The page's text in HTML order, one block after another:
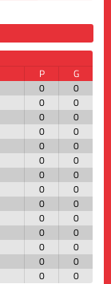
P
G
0
0
0
0
0
0
0
0
0
0
0
0
0
0
0
0
0
0
0
0
0
0
0
0
0
0
0 0